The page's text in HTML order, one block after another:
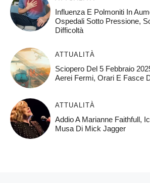
Influenza E Polmoniti In
Ospedali Sotto Pressione,
Difficoltà
ATTUALITÀ
Sciopero Del 5 Febbraio
Aerei Fermi, Orari E Fasce
ATTUALITÀ
Addio A Marianne Faithfull,
Musa Di Mick Jagger